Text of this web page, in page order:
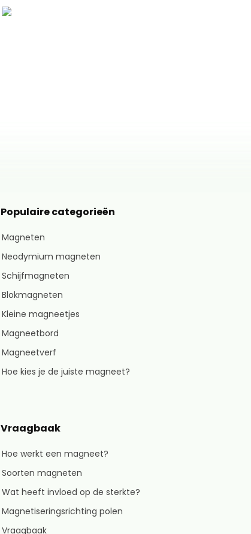
Populaire categorieën
Magneten
Neodymium magneten
Schijfmagneten
Blokmagneten
Kleine magneetjes
Magneetbord
Magneetverf
Hoe kies je de juiste magneet?
Vraagbaak
Hoe werkt een magneet?
Soorten magneten
Wat heeft invloed op de sterkte?
Magnetiseringsrichting polen
Vraagbaak